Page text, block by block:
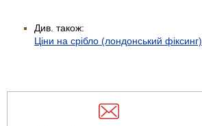
Див. також:
Ціни на срібло (лондонський фіксинг)